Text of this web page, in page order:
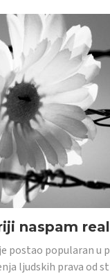
naspam
postao popularan
ljudskih prava